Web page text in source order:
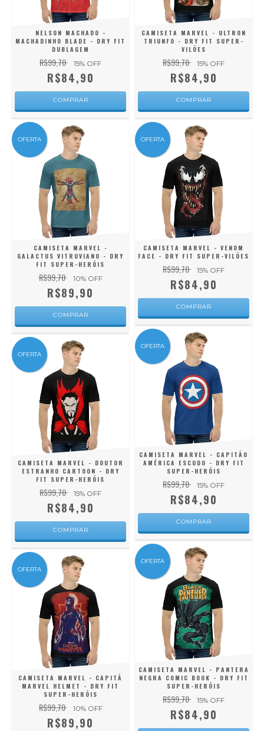
NELSON MACHADO -
MACHADINHO BLADE - DRY FIT
DUBLAGEM
R$99,70 15% OFF
R$84,90
COMPRAR
CAMISETA MARVEL - ULTRON
TRIUNFO - DRY FIT SUPER-
VILÕES
R$99,70 15% OFF
R$84,90
COMPRAR
OFERTA
CAMISETA MARVEL -
GALACTUS VITRUVIANO - DRY
FIT SUPER-HERÓIS
R$99,70 10% OFF
R$89,90
COMPRAR
OFERTA
CAMISETA MARVEL - VENOM
FACE - DRY FIT SUPER-VILÕES
R$99,70 15% OFF
R$84,90
COMPRAR
OFERTA
CAMISETA MARVEL - DOUTOR
ESTRANHO CARTOON - DRY
FIT SUPER-HERÓIS
R$99,70 15% OFF
R$84,90
COMPRAR
OFERTA
CAMISETA MARVEL - CAPITÃO
AMÉRICA ESCUDO - DRY FIT
SUPER-HERÓIS
R$99,70 15% OFF
R$84,90
COMPRAR
OFERTA
CAMISETA MARVEL - CAPITÃ
MARVEL HELMET - DRY FIT
SUPER-HERÓIS
R$99,70 10% OFF
R$89,90
OFERTA
CAMISETA MARVEL - PANTERA
NEGRA COMIC BOOK - DRY FIT
SUPER-HERÓIS
R$99,70 15% OFF
R$84,90